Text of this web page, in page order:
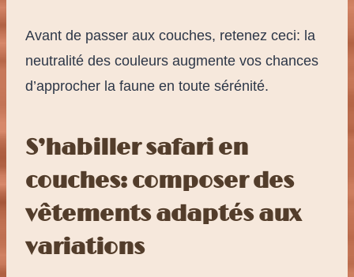
Avant de passer aux couches, retenez ceci: la
neutralité des couleurs augmente vos chances
d’approcher la faune en toute sérénité.
S’habiller safari en
couches: composer des
vêtements adaptés aux
variations